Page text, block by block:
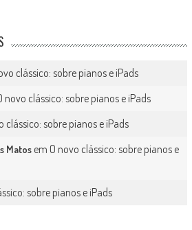
clássico: sobre pianos e iPads
novo clássico: sobre pianos e iPads
clássico: sobre pianos e iPads
Matosem O novo clássico: sobre pianos e
sobre pianos e iPads